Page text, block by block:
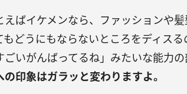
えばイケメンなら、ファッションや
もどうにもならないところをディス
ごいがんばってるね」みたいな能力の
の印象はガラッと変わりますよ。